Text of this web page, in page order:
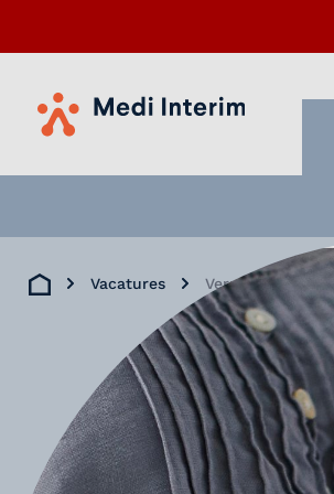
Home
Home
Vacatures Verpleegkundige